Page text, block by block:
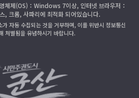
체제(OS)：Windows 7이상, 인터넷 브라우저：
, 크롬, 사파리에 최적화 되어있습니다.
자동 수집되는 것을 거부하며, 이를 위반시 정보통신
처벌됨을 유념하시기 바랍니다.